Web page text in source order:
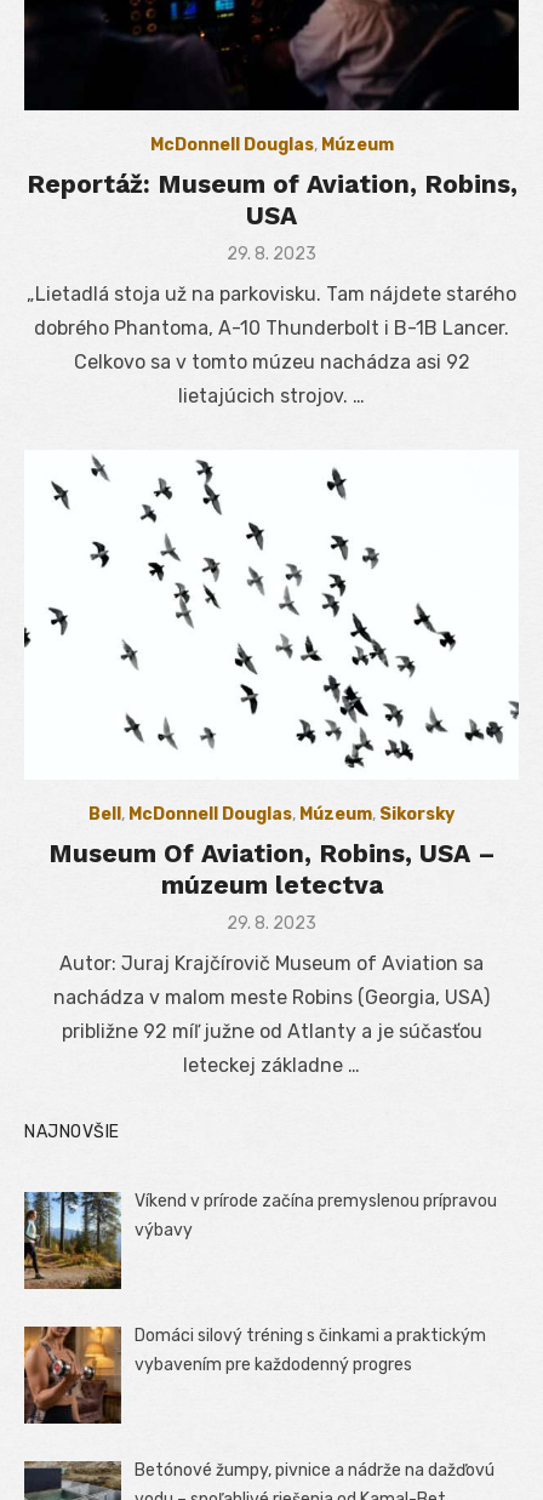
McDonnell Douglas, Múzeum
Reportáž: Museum of Aviation, Robins,
USA
Posted
29. 8. 2023
„Lietadlá stoja už na parkovisku. Tam nájdete starého
dobrého Phantoma, A-10 Thunderbolt i B-1B Lancer.
Celkovo sa v tomto múzeu nachádza asi 92
lietajúcich strojov. …
Bell , McDonnell Douglas, Múzeum, Sikorsky
Museum Of Aviation, Robins, USA –
múzeum letectva
Posted
29. 8. 2023
Autor: Juraj Krajčírovič Museum of Aviation sa
nachádza v malom meste Robins (Georgia, USA)
približne 92 míľ južne od Atlanty a je súčasťou
leteckej základne …
NAJNOVŠIE
Víkend v prírode začína premyslenou prípravou
výbavy
Domáci silový tréning s činkami a praktickým
vybavením pre každodenný progres
Betónové žumpy, pivnice a nádrže na dažďovú